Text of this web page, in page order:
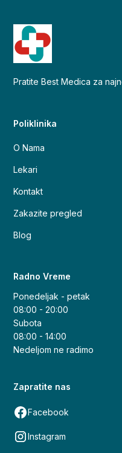
Pratite Best Medica za
Poliklinika
O Nama
Lekari
Kontakt
Zakazite pregled
Blog
Radno Vreme
Ponedeljak - petak
08:00 - 20:00
Subota
08:00 - 14:00
Nedeljom ne radimo
Zapratite nas
Facebook
Instagram